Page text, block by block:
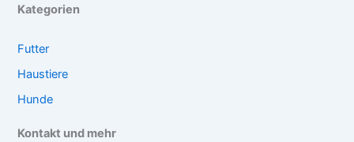
Kategorien
Futter
Haustiere
Hunde
Kontakt und mehr